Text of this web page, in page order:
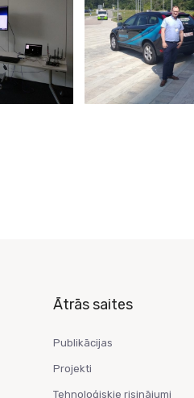
Ātrās saites
Publikācijas
Projekti
Tehnoloģiskie risinājumi